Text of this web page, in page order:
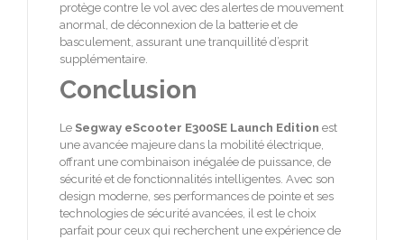
protège contre le vol avec des alertes de mouvement
anormal, de déconnexion de la batterie et de
basculement, assurant une tranquillité d’esprit
supplémentaire.
Conclusion
Le Segway eScooter E300SE Launch Edition est
une avancée majeure dans la mobilité électrique,
offrant une combinaison inégalée de puissance, de
sécurité et de fonctionnalités intelligentes. Avec son
design moderne, ses performances de pointe et ses
technologies de sécurité avancées, il est le choix
parfait pour ceux qui recherchent une expérience de